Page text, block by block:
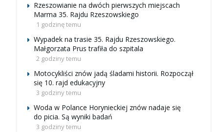
Rzeszowianie na dwóch pierwszych miejscach
Marma 35. Rajdu Rzeszowskiego
1 godzinę temu
Wypadek na trasie 35. Rajdu Rzeszowskiego.
Małgorzata Prus trafiła do szpitala
2 godziny temu
Motocykliści znów jadą śladami historii. Rozpoczął
się 10. rajd edukacyjny
3 godziny temu
Woda w Polance Horynieckiej znów nadaje się
do picia. Są wyniki badań
3 godziny temu